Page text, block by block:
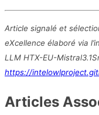
Article signalé et
eXcellence élaboré via
LLM HTX-EU-
https://
Articles